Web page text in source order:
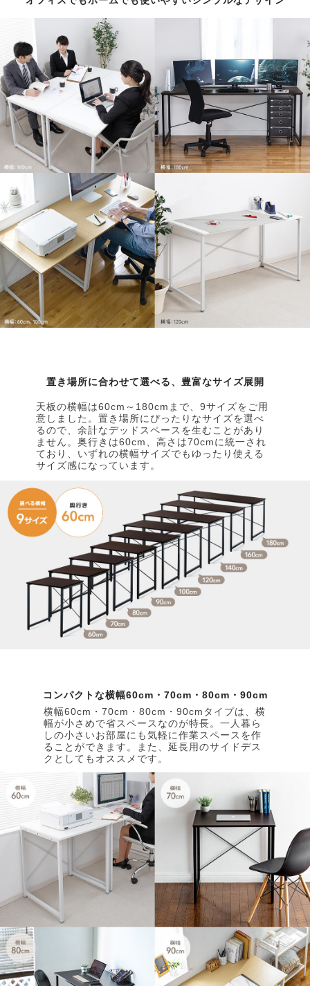
置き場所に合わせて選べる、豊富なサイズ展開
天板の横幅は60cm～180cmまで、9サイズをご用
意しました。置き場所にぴったりなサイズを選べ
るので、余計なデッドスペースを生むことがあり
ません。奥行きは60cm、高さは70cmに統一され
ており、いずれの横幅サイズでもゆったり使える
サイズ感になっています。
コンパクトな横幅60cm・70cm・80cm・90cm
横幅60cm・70cm・80cm・90cmタイプは、横
幅が小さめで省スペースなのが特長。一人暮ら
しの小さいお部屋にも気軽に作業スペースを作
ることができます。また、延長用のサイドデス
クとしてもオススメです。